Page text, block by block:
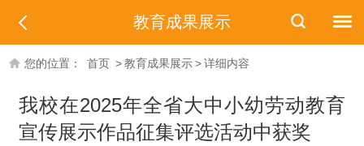
教育成果展示
您的位置： 首页 >教育成果展示>详细内容
我校在2025年全省大中小幼劳动教育
宣传展示作品征集评选活动中获奖